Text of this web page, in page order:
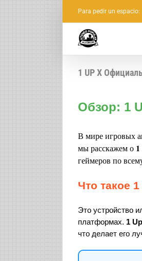
Saltar
al
contenido
Para pedir un espacio:
1 UP X
Обзор: 1
В мире игровых
мы расскажем о
геймеров по
Что такое
Это устройство
платформах. 1
что делает его